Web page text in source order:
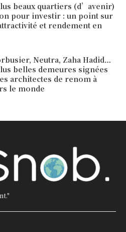
beaux quartiers (d’avenir)
pour investir : un point sur
et rendement en
Neutra, Zaha Hadid…
belles demeures signées
architectes de renom à
le monde